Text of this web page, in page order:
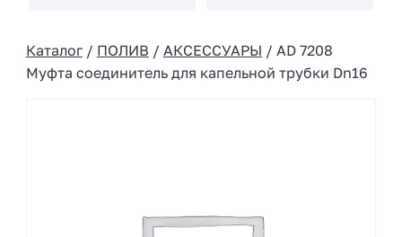
Каталог/ ПОЛИВ / АКСЕССУАРЫ / AD 7208
Муфта соединитель для капельной трубки Dn16